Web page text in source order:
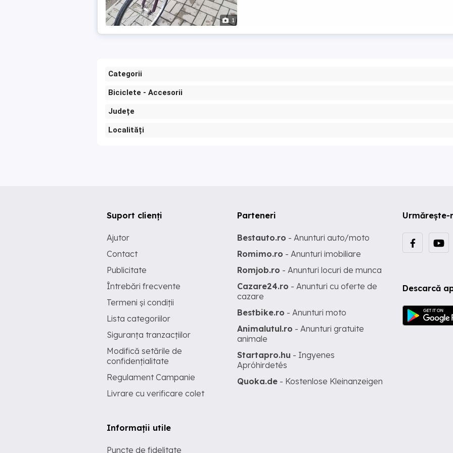
1
Categorii
Biciclete - Accesorii
Județe
Localități
Urmărește-
Descarcă
Suport clienți
Ajutor
Contact
Publicitate
Întrebări frecvente
Termeni și condiții
Lista categoriilor
Siguranța tranzacțiilor
Modifică setările de
confidențialitate
Regulament Campanie
Livrare cu verificare colet
Informații utile
Puncte de fidelitate
Parteneri
Bestauto.ro - Anunturi auto/moto
Romimo.ro - Anunturi imobiliare
Romjob.ro - Anunturi locuri de munca
Cazare24.ro - Anunturi cu oferte de
cazare
Bestbike.ro - Anunturi moto
Animalutul.ro - Anunturi gratuite
animale
Startapro.hu - Ingyenes
Apróhirdetés
Quoka.de - Kostenlose Kleinanzeigen